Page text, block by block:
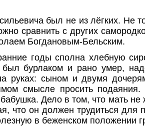
был не из лёгких. Не
сравнить с других
Богдановым-Бельским.
годы сполна хлебную
бурлаком и рано умер,
руках: сыном и двумя
смысле просить
Дело в том, что мать
что он должен трудиться для
в беженском положении